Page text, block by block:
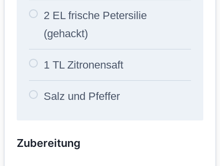
2 EL frische Petersilie
(gehackt)
1 TL Zitronensaft
Salz und Pfeffer
Zubereitung